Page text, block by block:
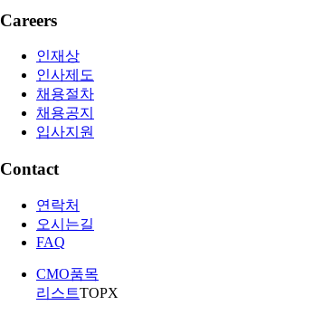
Careers
인재상
인사제도
채용절차
채용공지
입사지원
Contact
연락처
오시는길
FAQ
CMO품목
리스트TOPX